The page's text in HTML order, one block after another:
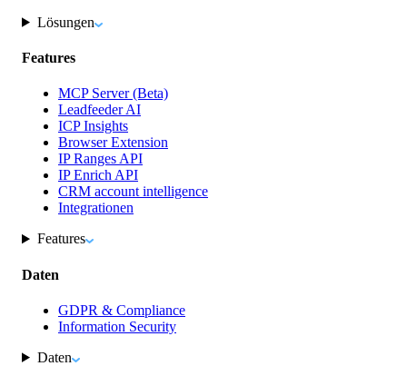
Lösungen
Features
MCP Server (Beta)
Leadfeeder AI
ICP Insights
Browser Extension
IP Ranges API
IP Enrich API
CRM account intelligence
Integrationen
Features
Daten
GDPR & Compliance
Information Security
Daten